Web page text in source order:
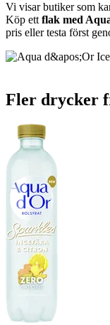
Vi visar butiker som
Köp ett flak med
pris eller testa först
Fler drycker